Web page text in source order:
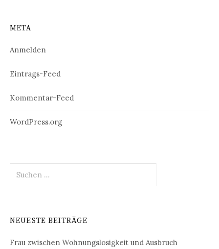
META
Anmelden
Eintrags-Feed
Kommentar-Feed
WordPress.org
nach:
NEUESTE BEITRÄGE
Frau zwischen Wohnungslosigkeit und Ausbruch